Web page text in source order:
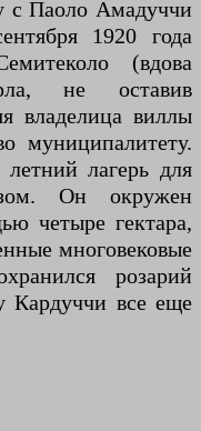
с Паоло Амадуччи
1920 года
(вдова
не оставив
владелица виллы
муниципалитету.
лагерь для
Он окружен
четыре гектара,
многовековые
розарий
Кардуччи все еще